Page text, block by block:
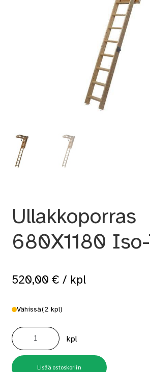
Ullakkoporras
680X1180
520,00 € / kpl
Vähissä(2 kpl)
Ullakkoporras
680X1180
Iso-
70
määrä
kpl
Lisää ostoskoriin